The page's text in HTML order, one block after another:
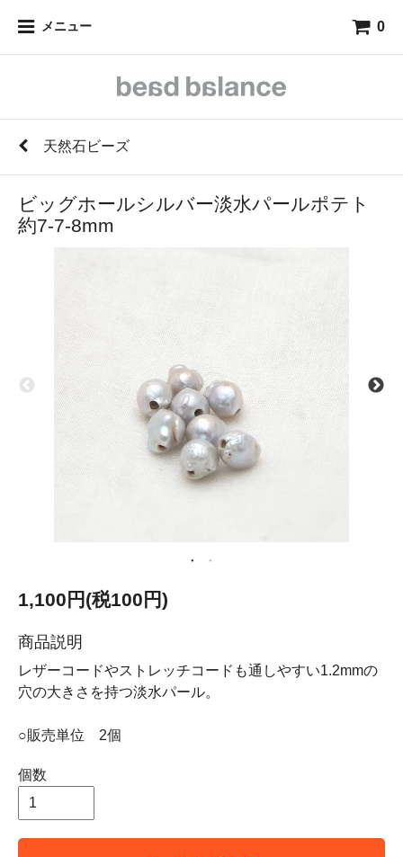
メニュー 0
天然石ビーズ
ビッグホールシルバー淡水パールポテト
約7-7-8mm
1,100円(税100円)
商品説明
レザーコードやストレッチコードも通しやすい1.2mmの
穴の大きさを持つ淡水パール。
○販売単位 2個
個数